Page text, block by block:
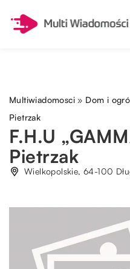
Multiwiadomosci » Dom i
Pietrzak
F.H.U
Pietrzak
Wielkopolskie, 64-100